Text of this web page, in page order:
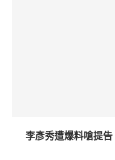
李彥秀遭爆料嗆提